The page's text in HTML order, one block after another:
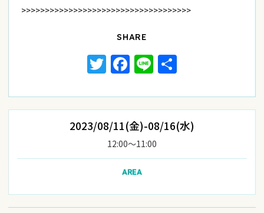
>>>>>>>>>>>>>>>>>>>>>>>>>>>>>>>>>>>>
SHARE
Twitter
Facebook
Line
2023/08/11(金)-08/16(水)
12:00〜11:00
AREA